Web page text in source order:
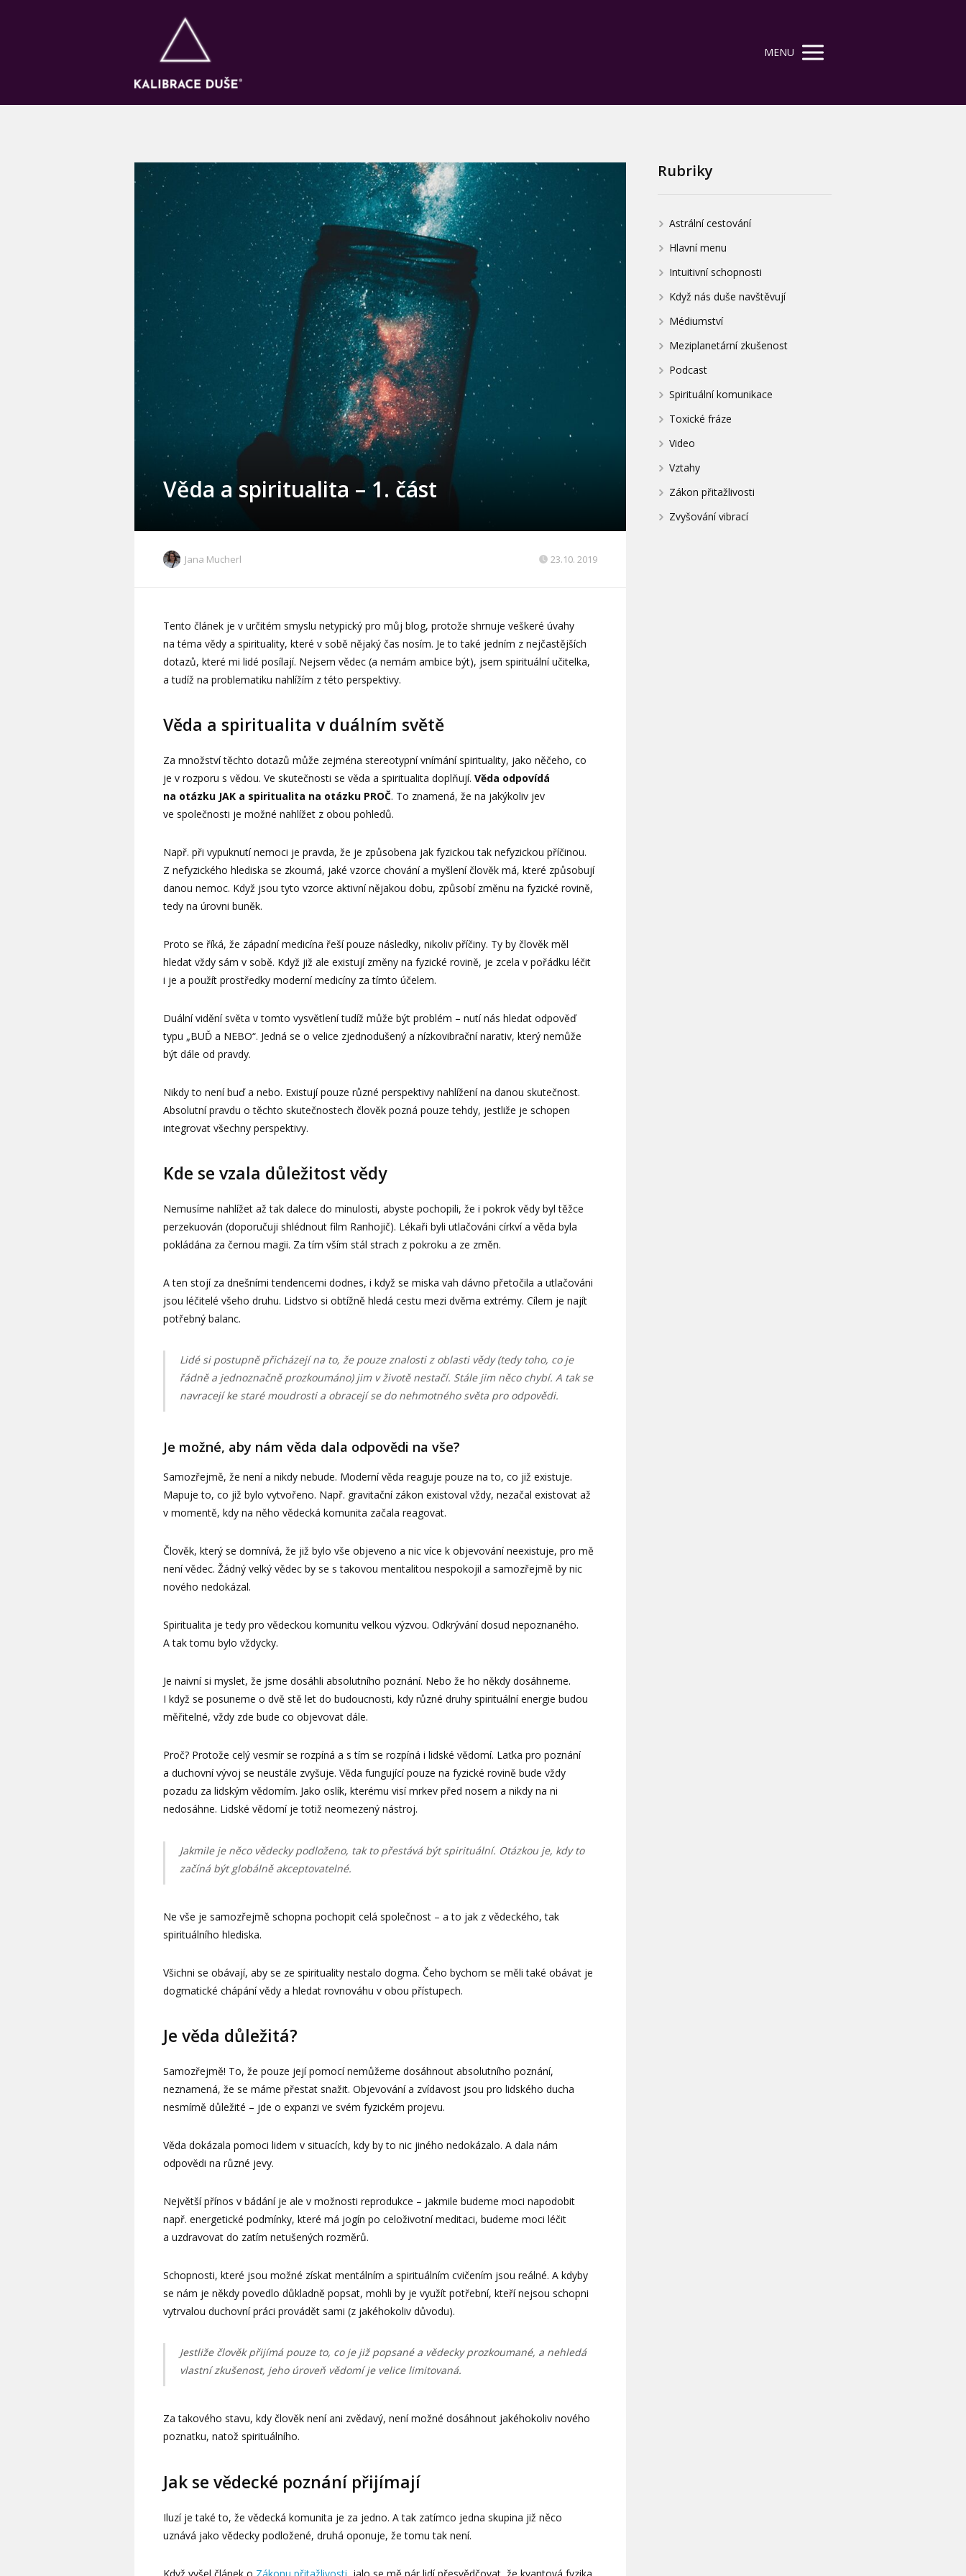
MENU
Věda a spiritualita – 1. část
Jana Mucherl 23.10. 2019
Tento článek je v určitém smyslu netypický pro můj blog, protože shrnuje veškeré úvahy
na téma vědy a spirituality, které v sobě nějaký čas nosím. Je to také jedním z nejčastějších
dotazů, které mi lidé posílají. Nejsem vědec (a nemám ambice být), jsem spirituální učitelka,
a tudíž na problematiku nahlížím z této perspektivy.
Věda a spiritualita v duálním světě
Za množství těchto dotazů může zejména stereotypní vnímání spirituality, jako něčeho, co
je v rozporu s vědou. Ve skutečnosti se věda a spiritualita doplňují. Věda odpovídá
na otázku JAK a spiritualita na otázku PROČ. To znamená, že na jakýkoliv jev
ve společnosti je možné nahlížet z obou pohledů.
Např. při vypuknutí nemoci je pravda, že je způsobena jak fyzickou tak nefyzickou příčinou.
Z nefyzického hlediska se zkoumá, jaké vzorce chování a myšlení člověk má, které způsobují
danou nemoc. Když jsou tyto vzorce aktivní nějakou dobu, způsobí změnu na fyzické rovině,
tedy na úrovni buněk.
Proto se říká, že západní medicína řeší pouze následky, nikoliv příčiny. Ty by člověk měl
hledat vždy sám v sobě. Když již ale existují změny na fyzické rovině, je zcela v pořádku léčit
i je a použít prostředky moderní medicíny za tímto účelem.
Duální vidění světa v tomto vysvětlení tudíž může být problém – nutí nás hledat odpověď
typu „BUĎ a NEBO“. Jedná se o velice zjednodušený a nízkovibrační narativ, který nemůže
být dále od pravdy.
Nikdy to není buď a nebo. Existují pouze různé perspektivy nahlížení na danou skutečnost.
Absolutní pravdu o těchto skutečnostech člověk pozná pouze tehdy, jestliže je schopen
integrovat všechny perspektivy.
Kde se vzala důležitost vědy
Nemusíme nahlížet až tak dalece do minulosti, abyste pochopili, že i pokrok vědy byl těžce
perzekuován (doporučuji shlédnout film Ranhojič). Lékaři byli utlačováni církví a věda byla
pokládána za černou magii. Za tím vším stál strach z pokroku a ze změn.
A ten stojí za dnešními tendencemi dodnes, i když se miska vah dávno přetočila a utlačováni
jsou léčitelé všeho druhu. Lidstvo si obtížně hledá cestu mezi dvěma extrémy. Cílem je najít
potřebný balanc.
Lidé si postupně přicházejí na to, že pouze znalosti z oblasti vědy (tedy toho, co je
řádně a jednoznačně prozkoumáno) jim v životě nestačí. Stále jim něco chybí. A tak se
navracejí ke staré moudrosti a obracejí se do nehmotného světa pro odpovědi.
Je možné, aby nám věda dala odpovědi na vše?
Samozřejmě, že není a nikdy nebude. Moderní věda reaguje pouze na to, co již existuje.
Mapuje to, co již bylo vytvořeno. Např. gravitační zákon existoval vždy, nezačal existovat až
v momentě, kdy na něho vědecká komunita začala reagovat.
Člověk, který se domnívá, že již bylo vše objeveno a nic více k objevování neexistuje, pro mě
není vědec. Žádný velký vědec by se s takovou mentalitou nespokojil a samozřejmě by nic
nového nedokázal.
Spiritualita je tedy pro vědeckou komunitu velkou výzvou. Odkrývání dosud nepoznaného.
A tak tomu bylo vždycky.
Je naivní si myslet, že jsme dosáhli absolutního poznání. Nebo že ho někdy dosáhneme.
I když se posuneme o dvě stě let do budoucnosti, kdy různé druhy spirituální energie budou
měřitelné, vždy zde bude co objevovat dále.
Proč? Protože celý vesmír se rozpíná a s tím se rozpíná i lidské vědomí. Laťka pro poznání
a duchovní vývoj se neustále zvyšuje. Věda fungující pouze na fyzické rovině bude vždy
pozadu za lidským vědomím. Jako oslík, kterému visí mrkev před nosem a nikdy na ni
nedosáhne. Lidské vědomí je totiž neomezený nástroj.
Jakmile je něco vědecky podloženo, tak to přestává být spirituální. Otázkou je, kdy to
začíná být globálně akceptovatelné.
Ne vše je samozřejmě schopna pochopit celá společnost – a to jak z vědeckého, tak
spirituálního hlediska.
Všichni se obávají, aby se ze spirituality nestalo dogma. Čeho bychom se měli také obávat je
dogmatické chápání vědy a hledat rovnováhu v obou přístupech.
Je věda důležitá?
Samozřejmě! To, že pouze její pomocí nemůžeme dosáhnout absolutního poznání,
neznamená, že se máme přestat snažit. Objevování a zvídavost jsou pro lidského ducha
nesmírně důležité – jde o expanzi ve svém fyzickém projevu.
Věda dokázala pomoci lidem v situacích, kdy by to nic jiného nedokázalo. A dala nám
odpovědi na různé jevy.
Největší přínos v bádání je ale v možnosti reprodukce – jakmile budeme moci napodobit
např. energetické podmínky, které má jogín po celoživotní meditaci, budeme moci léčit
a uzdravovat do zatím netušených rozměrů.
Schopnosti, které jsou možné získat mentálním a spirituálním cvičením jsou reálné. A kdyby
se nám je někdy povedlo důkladně popsat, mohli by je využít potřební, kteří nejsou schopni
vytrvalou duchovní práci provádět sami (z jakéhokoliv důvodu).
Jestliže člověk přijímá pouze to, co je již popsané a vědecky prozkoumané, a nehledá
vlastní zkušenost, jeho úroveň vědomí je velice limitovaná.
Za takového stavu, kdy člověk není ani zvědavý, není možné dosáhnout jakéhokoliv nového
poznatku, natož spirituálního.
Jak se vědecké poznání přijímají
Iluzí je také to, že vědecká komunita je za jedno. A tak zatímco jedna skupina již něco
uznává jako vědecky podložené, druhá oponuje, že tomu tak není.
Když vyšel článek o Zákonu přitažlivosti , jalo se mě pár lidí přesvědčovat, že kvantová fyzika
Rubriky
Astrální cestování
Hlavní menu
Intuitivní schopnosti
Když nás duše navštěvují
Médiumství
Meziplanetární zkušenost
Podcast
Spirituální komunikace
Toxické fráze
Video
Vztahy
Zákon přitažlivosti
Zvyšování vibrací